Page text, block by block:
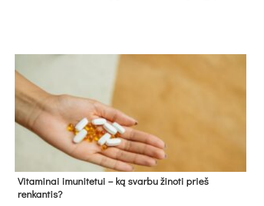
Vitaminai imunitetui – ką svarbu žinoti prieš
renkantis?